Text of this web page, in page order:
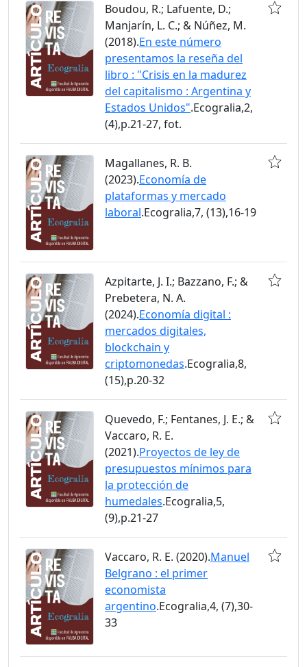
Boudou, R.; Lafuente, D.;
Manjarín, L. C.; & Núñez, M.
(2018).En este número
presentamos la reseña del
libro : "Crisis en la madurez
del capitalismo : Argentina y
Estados Unidos".Ecogralia,2,
(4),p.21-27, fot.
Magallanes, R. B.
(2023).Economía de
plataformas y mercado
laboral.Ecogralia,7, (13),16-19
Azpitarte, J. I.; Bazzano, F.; &
Prebetera, N. A.
(2024).Economía digital :
mercados digitales,
blockchain y
criptomonedas.Ecogralia,8,
(15),p.20-32
Quevedo, F.; Fentanes, J. E.; &
Vaccaro, R. E.
(2021).Proyectos de ley de
presupuestos mínimos para
la protección de
humedales.Ecogralia,5,
(9),p.21-27
Vaccaro, R. E. (2020).Manuel
Belgrano : el primer
economista
argentino.Ecogralia,4, (7),30-
33